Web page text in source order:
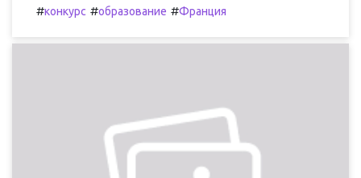
#конкурс #образование #Франция